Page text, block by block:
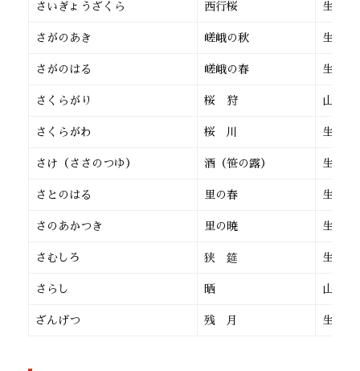
さいぎょうざくら 西行桜 生田流
さがのあき 嵯峨の秋 生田流
さがのはる 嵯峨の春 生田流
さくらがり 桜 狩 山田流
さくらがわ 桜 川 生田流
さけ（ささのつゆ） 酒（笹の露） 生田流
さとのはる 里の春 生田流
さのあかつき 里の暁 生田流
さむしろ 狭 筵 生田流
さらし 晒 山田流
ざんげつ 残 月 生田流